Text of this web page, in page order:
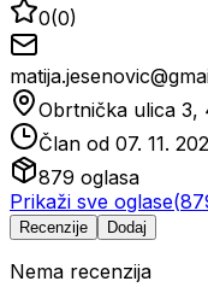
0(0)
Obrtnička ulica 3,
Član od 07. 11.
879 oglasa
Prikaži sve oglase(
Recenzije Dodaj
Nema recenzija